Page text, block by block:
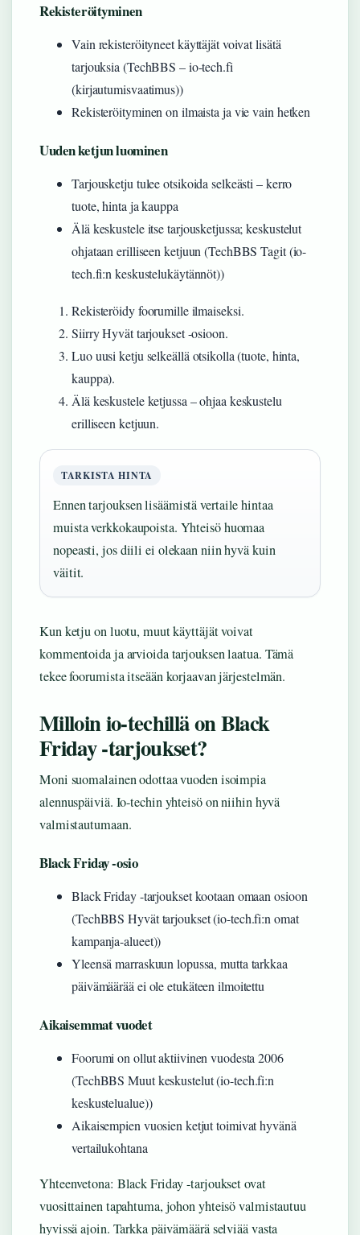
Rekisteröityminen
Vain rekisteröityneet käyttäjät voivat lisätä
tarjouksia (TechBBS – io-tech.fi
(kirjautumisvaatimus))
Rekisteröityminen on ilmaista ja vie vain hetken
Uuden ketjun luominen
Tarjousketju tulee otsikoida selkeästi – kerro
tuote, hinta ja kauppa
Älä keskustele itse tarjousketjussa; keskustelut
ohjataan erilliseen ketjuun (TechBBS Tagit (io-
tech.fi:n keskustelukäytännöt))
Rekisteröidy foorumille ilmaiseksi.
Siirry Hyvät tarjoukset -osioon.
Luo uusi ketju selkeällä otsikolla (tuote, hinta,
kauppa).
Älä keskustele ketjussa – ohjaa keskustelu
erilliseen ketjuun.
TARKISTA HINTA
Ennen tarjouksen lisäämistä vertaile hintaa
muista verkkokaupoista. Yhteisö huomaa
nopeasti, jos diili ei olekaan niin hyvä kuin
väitit.
Kun ketju on luotu, muut käyttäjät voivat
kommentoida ja arvioida tarjouksen laatua. Tämä
tekee foorumista itseään korjaavan järjestelmän.
Milloin io-techillä on Black
Friday -tarjoukset?
Moni suomalainen odottaa vuoden isoimpia
alennuspäiviä. Io-techin yhteisö on niihin hyvä
valmistautumaan.
Black Friday -osio
Black Friday -tarjoukset kootaan omaan osioon
(TechBBS Hyvät tarjoukset (io-tech.fi:n omat
kampanja-alueet))
Yleensä marraskuun lopussa, mutta tarkkaa
päivämäärää ei ole etukäteen ilmoitettu
Aikaisemmat vuodet
Foorumi on ollut aktiivinen vuodesta 2006
(TechBBS Muut keskustelut (io-tech.fi:n
keskustelualue))
Aikaisempien vuosien ketjut toimivat hyvänä
vertailukohtana
Yhteenvetona: Black Friday -tarjoukset ovat
vuosittainen tapahtuma, johon yhteisö valmistautuu
hyvissä ajoin. Tarkka päivämäärä selviää vasta